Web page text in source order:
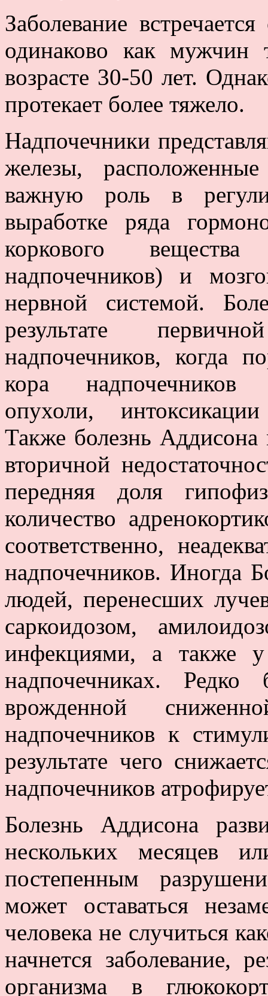
Заболевание
одинаково как
возрасте 30-50 лет.
протекает более тяжело.
Надпочечники
железы,
важную роль в
выработке ряда
коркового
надпочечников) и
нервной системой.
результате
надпочечников, когда
кора надпочечников
опухоли,
Также болезнь Аддисона
вторичной
передняя доля
количество
соответственно,
надпочечников. Иногда
людей, перенесших
саркоидозом,
инфекциями, а также
надпочечниках. Редко
врожденной
надпочечников к
результате чего
надпочечников
Болезнь Аддисона
нескольких месяцев
постепенным
может оставаться
человека не случиться
начнется заболевание,
организма в